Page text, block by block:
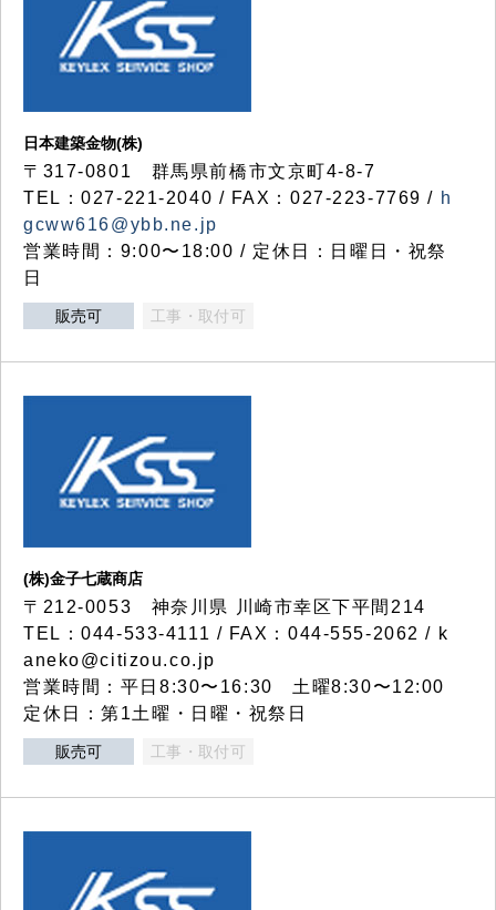
日本建築金物(株)
〒317‐0801 群馬県前橋市文京町4-8-7
TEL：027-221-2040 / FAX：027-223-7769 / h
gcww616@ybb.ne.jp
営業時間：9:00〜18:00 / 定休日：日曜日・祝祭
日
販売可 工事・取付可
(株)金子七蔵商店
〒212-0053 神奈川県 川崎市幸区下平間214
TEL：044-533-4111 / FAX：044-555-2062 / k
aneko@citizou.co.jp
営業時間：平日8:30〜16:30 土曜8:30〜12:00
定休日：第1土曜・日曜・祝祭日
販売可 工事・取付可